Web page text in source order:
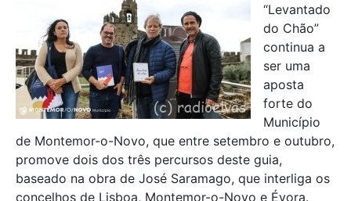
“Levantado
do Chão”
continua a
ser uma
aposta
forte do
Município
de Montemor-o-Novo, que entre setembro e outubro,
promove dois dos três percursos deste guia,
baseado na obra de José Saramago, que interliga os
concelhos de Lisboa, Montemor-o-Novo e Évora.